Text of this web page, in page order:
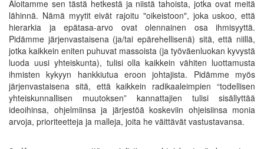
Aloitamme sen tästä hetkestä ja niistä tahoista, jotka ovat meitä
lähinnä. Nämä myytit eivät rajoitu "oikeistoon", joka uskoo, että
hierarkia ja epätasa-arvo ovat olennainen osa ihmisyyttä.
Pidämme järjenvastaisena (ja/tai epärehellisenä) sitä, että niillä,
jotka kaikkein eniten puhuvat massoista (ja työväenluokan kyvystä
luoda uusi yhteiskunta), tulisi olla kaikkein vähiten luottamusta
ihmisten kykyyn hankkiutua eroon johtajista. Pidämme myös
järjenvastaisena sitä, että kaikkein radikaaleimpien “todellisen
yhteiskunnallisen muutoksen” kannattajien tulisi sisällyttää
ideoihinsa, ohjelmiinsa ja järjestöä koskeviin ohjeisiinsa monia
arvoja, prioriteetteja ja malleja, joita he väittävät vastustavansa.